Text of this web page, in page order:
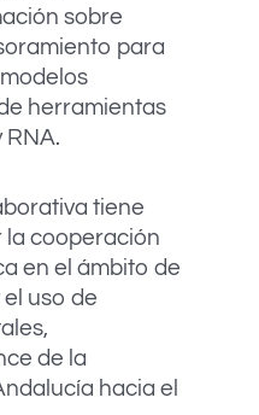
sobre
para
herramientas
RNA.
tiene
la cooperación
en el ámbito de
uso de
de la
hacia el